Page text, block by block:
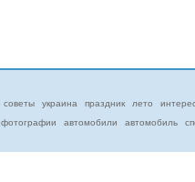
советы украина праздник лето
фотографии автомобили автомобиль